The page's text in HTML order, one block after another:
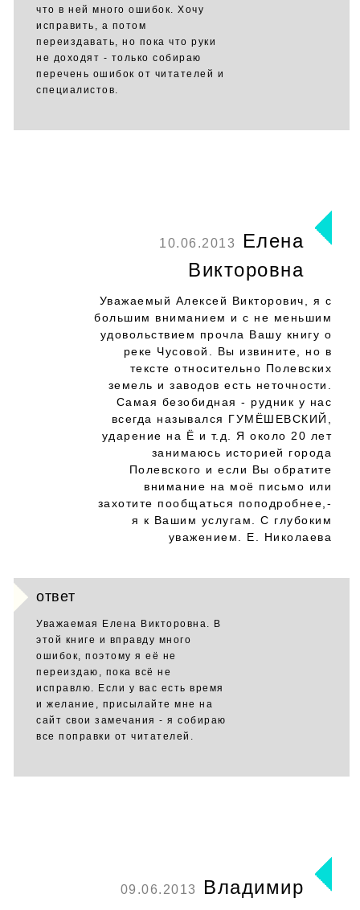
что в ней много ошибок. Хочу
исправить, а потом
переиздавать, но пока что руки
не доходят - только собираю
перечень ошибок от читателей и
специалистов.
10.06.2013
Елена
Викторовна
Уважаемый Алексей Викторович, я с
большим вниманием и с не меньшим
удовольствием прочла Вашу книгу о
реке Чусовой. Вы извините, но в
тексте относительно Полевских
земель и заводов есть неточности.
Самая безобидная - рудник у нас
всегда назывался ГУМЁШЕВСКИЙ,
ударение на Ё и т.д. Я около 20 лет
занимаюсь историей города
Полевского и если Вы обратите
внимание на моё письмо или
захотите пообщаться поподробнее,-
я к Вашим услугам. С глубоким
уважением. Е. Николаева
ответ
Уважаемая Елена Викторовна. В
этой книге и вправду много
ошибок, поэтому я её не
переиздаю, пока всё не
исправлю. Если у вас есть время
и желание, присылайте мне на
сайт свои замечания - я собираю
все поправки от читателей.
09.06.2013 Владимир